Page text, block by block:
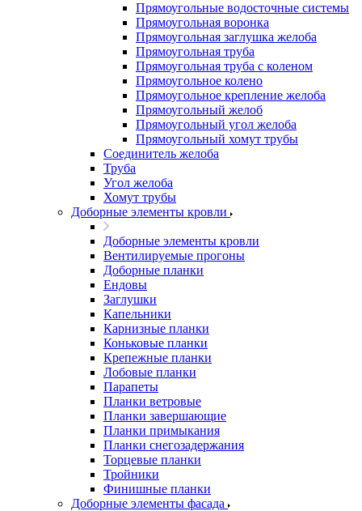
Прямоугольные водосточные системы
Прямоугольная воронка
Прямоугольная заглушка желоба
Прямоугольная труба
Прямоугольная труба c коленом
Прямоугольное колено
Прямоугольное крепление желоба
Прямоугольный желоб
Прямоугольный угол желоба
Прямоугольный хомут трубы
Соединитель желоба
Труба
Угол желоба
Хомут трубы
Доборные элементы кровли
Доборные элементы кровли
Вентилируемые прогоны
Доборные планки
Ендовы
Заглушки
Капельники
Карнизные планки
Коньковые планки
Крепежные планки
Лобовые планки
Парапеты
Планки ветровые
Планки завершающие
Планки примыкания
Планки снегозадержания
Торцевые планки
Тройники
Финишные планки
Доборные элементы фасада